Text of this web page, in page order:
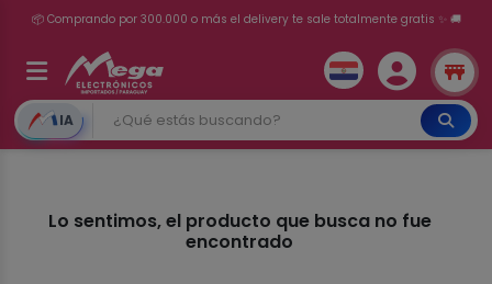
📦 Comprando por 300.000 o más el delivery te sale totalmente gratis ✨ 🚚
💳 ¡HASTA 24 CUOTAS SIN INTERÉS con tarjetas adheridas!
IA
Lo sentimos, el producto que busca no fue
encontrado